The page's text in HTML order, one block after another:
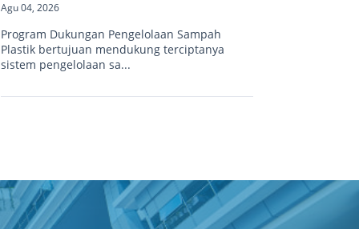
Agu 04, 2026
Program Dukungan Pengelolaan Sampah
Plastik bertujuan mendukung terciptanya
sistem pengelolaan sa...